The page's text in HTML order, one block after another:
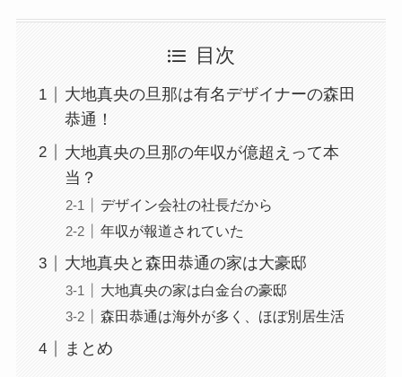
目次
大地真央の旦那は有名デザイナーの森田
恭通！
大地真央の旦那の年収が億超えって本
当？
デザイン会社の社長だから
年収が報道されていた
大地真央と森田恭通の家は大豪邸
大地真央の家は白金台の豪邸
森田恭通は海外が多く、ほぼ別居生活
まとめ